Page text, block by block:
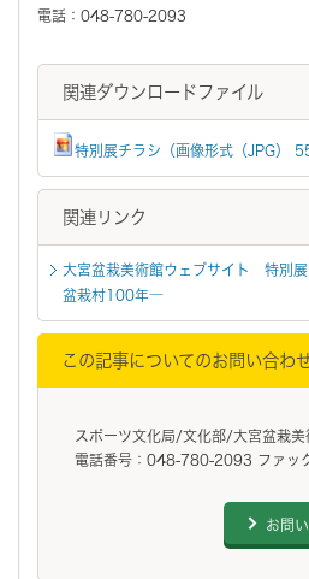
電話：048-780-2093
関連ダウンロードファイル
特別展チラシ（画像形式（JPG）
関連リンク
大宮盆栽美術館ウェブサイト 特別
盆栽村100年―
この記事についてのお問い合わ
スポーツ文化局/文化部/大宮盆栽
電話番号：048-780-2093 ファッ
お問